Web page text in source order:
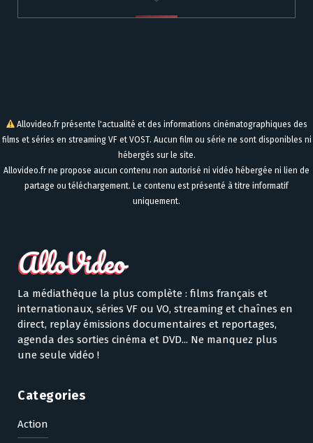
Allovideo.fr présente l'actualité et des informations cinématographiques des
films et séries en streaming VF et VOST. Aucun film ou série ne sont disponibles ni
hébergés sur le site.
Allovideo.fr ne propose aucun contenu non autorisé ni vidéo hébergée ni lien de
partage ou téléchargement. Le contenu est présenté à titre informatif
uniquement.
La médiathèque la plus complète : films français et
internationaux, séries VF ou VO, streaming et chaînes en
direct, replay émissions documentaires et reportages,
agenda des sorties cinéma et DVD... Ne manquez plus
une seule vidéo !
Categories
Action